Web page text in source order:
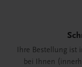
Ihre Bestellung ist
bei Ihnen